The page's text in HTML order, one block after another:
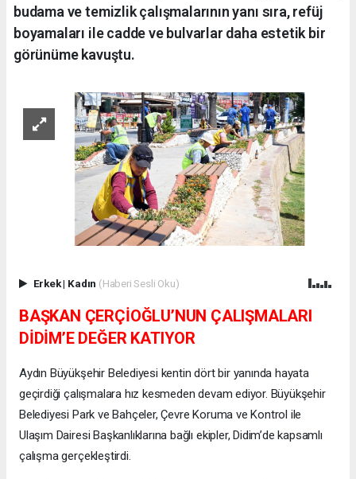
budama ve temizlik çalışmalarının yanı sıra, refüj
boyamaları ile cadde ve bulvarlar daha estetik bir
görünüme kavuştu.
Erkek| Kadın (Haberi Sesli Oku)
BAŞKAN ÇERÇİOĞLU’NUN ÇALIŞMALARI
DİDİM’E DEĞER KATIYOR
Aydın Büyükşehir Belediyesi kentin dört bir yanında hayata
geçirdiği çalışmalara hız kesmeden devam ediyor. Büyükşehir
Belediyesi Park ve Bahçeler, Çevre Koruma ve Kontrol ile
Ulaşım Dairesi Başkanlıklarına bağlı ekipler, Didim’de kapsamlı
çalışma gerçekleştirdi.